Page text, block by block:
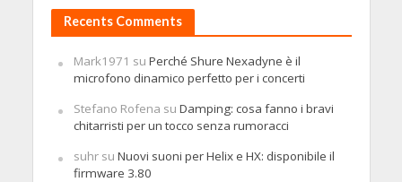
Recents Comments
Mark1971 su Perché Shure Nexadyne è il
microfono dinamico perfetto per i concerti
Stefano Rofena su Damping: cosa fanno i bravi
chitarristi per un tocco senza rumoracci
suhrsu Nuovi suoni per Helix e HX: disponibile il
firmware 3.80